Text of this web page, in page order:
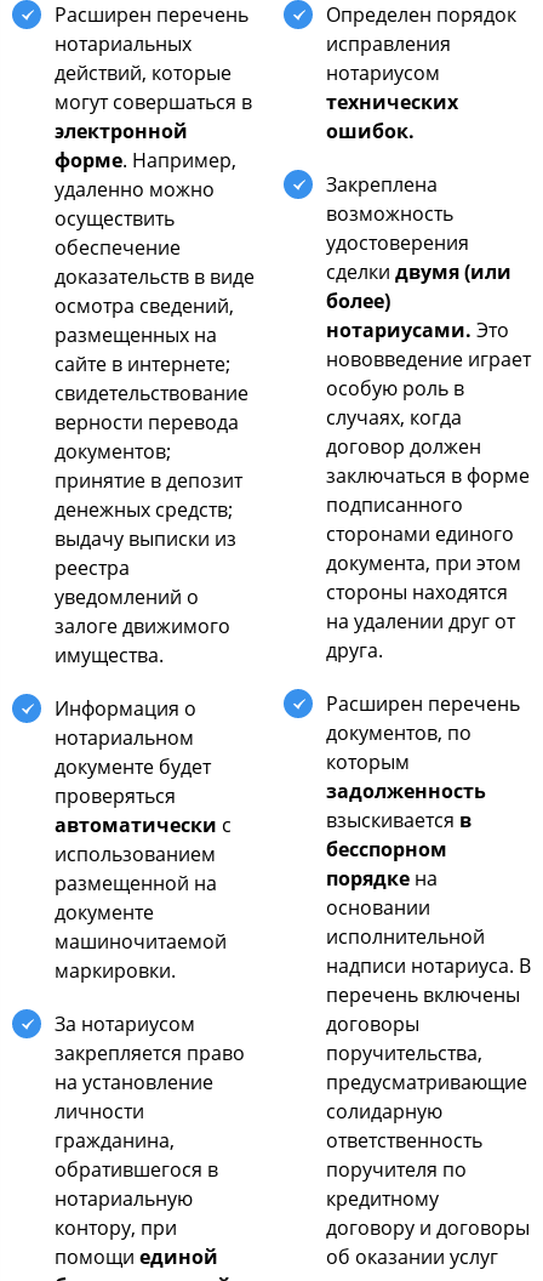
Расширен перечень
нотариальных
действий, которые
могут совершаться в
электронной
форме. Например,
удаленно можно
осуществить
обеспечение
доказательств в виде
осмотра сведений,
размещенных на
сайте в интернете;
свидетельствование
верности перевода
документов;
принятие в депозит
денежных средств;
выдачу выписки из
реестра
уведомлений о
залоге движимого
имущества.
Информация о
нотариальном
документе будет
проверяться
автоматически с
использованием
размещенной на
документе
машиночитаемой
маркировки.
За нотариусом
закрепляется право
на установление
личности
гражданина,
обратившегося в
нотариальную
контору, при
помощи единой
Определен порядок
исправления
нотариусом
технических
ошибок.
Закреплена
возможность
удостоверения
сделки двумя (или
более)
нотариусами. Это
нововведение играет
особую роль в
случаях, когда
договор должен
заключаться в форме
подписанного
сторонами единого
документа, при этом
стороны находятся
на удалении друг от
друга.
Расширен перечень
документов, по
которым
задолженность
взыскивается в
бесспорном
порядке на
основании
исполнительной
надписи нотариуса. В
перечень включены
договоры
поручительства,
предусматривающие
солидарную
ответственность
поручителя по
кредитному
договору и договоры
об оказании услуг